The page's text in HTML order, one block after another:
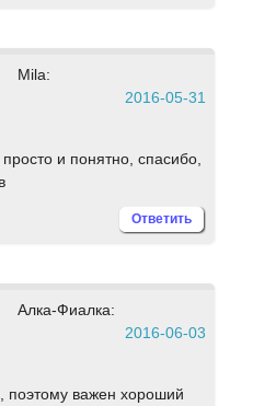
Mila:
2016-05-31
и понятно, спасибо,
Ответить
Алка-Фиалка:
2016-06-03
поэтому важен хороший